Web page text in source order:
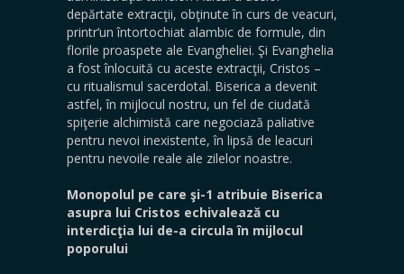
depărtate extracţii, obţinute în curs de veacuri,
printr’un întortochiat alambic de formule, din
florile proaspete ale Evangheliei. Şi Evanghelia
a fost înlocuită cu aceste extracţii, Cristos –
cu ritualismul sacerdotal. Biserica a devenit
astfel, în mijlocul nostru, un fel de ciudată
spiţerie alchimistă care negociază paliative
pentru nevoi inexistente, în lipsă de leacuri
pentru nevoile reale ale zilelor noastre.
Monopolul pe care şi-1 atribuie Biserica
asupra lui Cristos echivalează cu
interdicţia lui de-a circula în mijlocul
poporului